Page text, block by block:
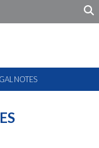
NOTES